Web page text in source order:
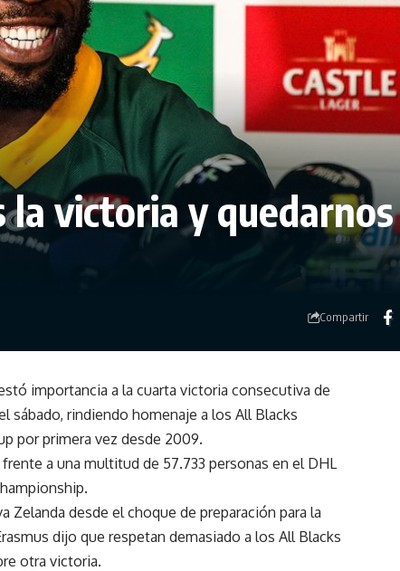
la victoria y
Compartir
importancia a la cuarta victoria consecutiva de
sábado, rindiendo homenaje a los All Blacks
por primera vez desde 2009.
a una multitud de 57.733 personas en el DHL
desde el choque de preparación para la
dijo que respetan demasiado a los All Blacks
otra victoria.